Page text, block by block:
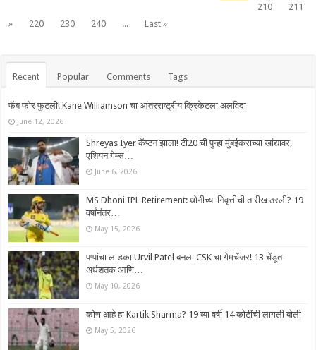
210
211
»
220 230 240 ... Last »
Recent Popular Comments Tags
फॅब फोर फुटली! Kane Williamson चा आंतरराष्ट्रीय क्रिकेटला अलविदा
June 12, 2026
Shreyas Iyer कॅप्टन झाला! टी20 ची पुन्हा मुंबईकराच्या खांद्यावर,
एशियन गेम्स…
June 6, 2026
MS Dhoni IPL Retirement: धोनीच्या निवृत्तीची तारीख ठरली? 19
वर्षांनंतर…
May 15, 2026
पप्पांचा लाडका Urvil Patel बनला CSK चा गेमचेंजर! 13 चेंडूत
अर्धशतक आणि…
May 10, 2026
कोण आहे हा Kartik Sharma? 19 व्या वर्षी 14 कोटींची लागली बोली
May 5, 2026